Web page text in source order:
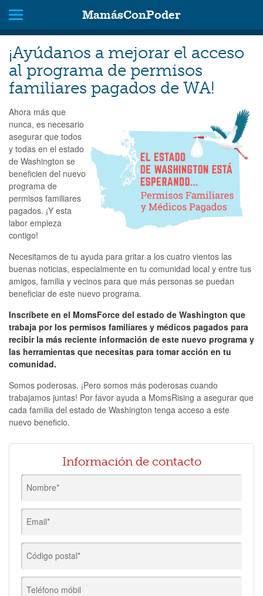
MamásConPoder
¡Ayúdanos a mejorar el acceso
al programa de permisos
familiares pagados de WA!
Ahora más que
nunca, es necesario
asegurar que todos
y todas en el estado
de Washington se
beneficien del nuevo
programa de
permisos familiares
pagados. ¡Y esta
labor empieza
contigo!
Necesitamos de tu ayuda para gritar a los cuatro vientos las
buenas noticias, especialmente en tu comunidad local y entre tus
amigos, familia y vecinos para que más personas se puedan
beneficiar de este nuevo programa.
Inscríbete en el MomsForce del estado de Washington que
trabaja por los permisos familiares y médicos pagados para
recibir la más reciente información de este nuevo programa y
las herramientas que necesitas para tomar acción en tu
comunidad.
Somos poderosas. ¡Pero somos más poderosas cuando
trabajamos juntas! Por favor ayuda a MomsRising a asegurar que
cada familia del estado de Washington tenga acceso a este
nuevo beneficio.
Información de contacto
Nombre*
Email*
Código postal*
Teléfono móbil